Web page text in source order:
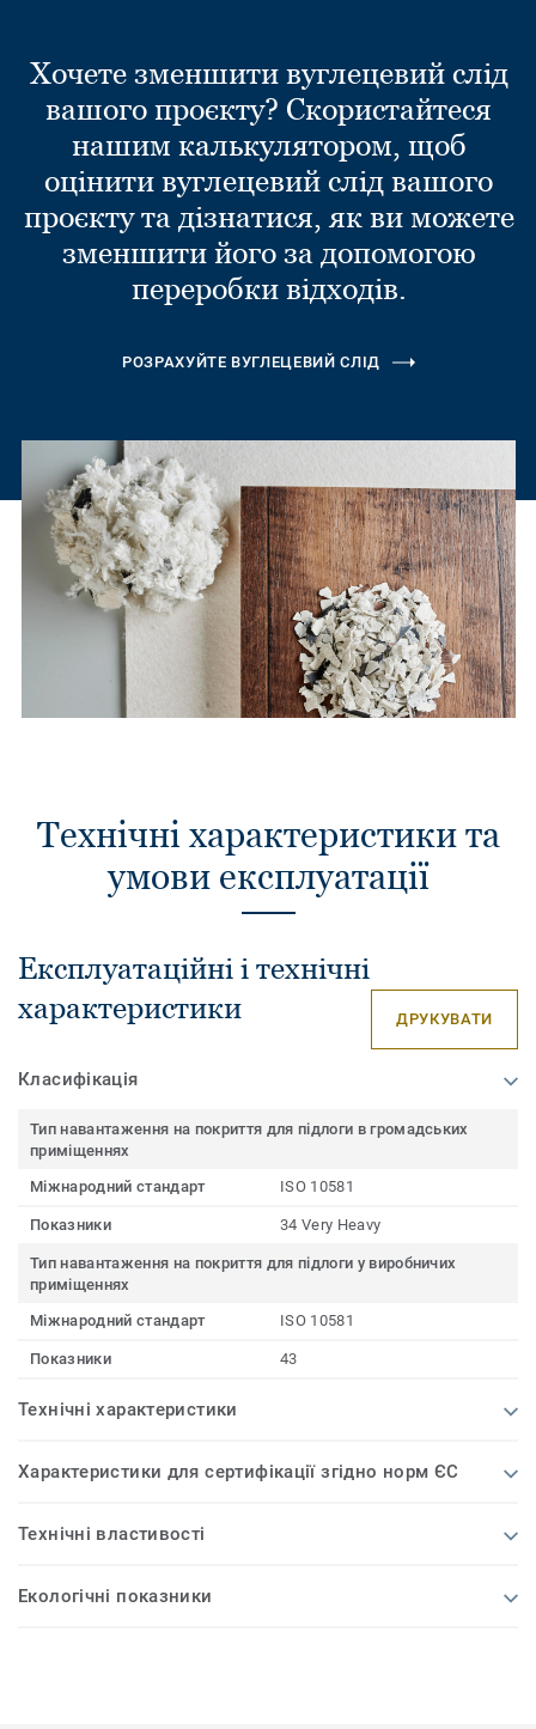
Хочете зменшити вуглецевий слід
вашого проєкту? Скористайтеся
нашим калькулятором, щоб
оцінити вуглецевий слід вашого
проєкту та дізнатися, як ви можете
зменшити його за допомогою
переробки відходів.
РОЗРАХУЙТЕ ВУГЛЕЦЕВИЙ СЛІД
Технічні характеристики та
умови експлуатації
Експлуатаційні і технічні
характеристики
ДРУКУВАТИ
Класифікація
Тип навантаження на покриття для підлоги в громадських
приміщеннях
Міжнародний стандарт
ISO 10581
Показники 34 Very Heavy
Тип навантаження на покриття для підлоги у виробничих
приміщеннях
Міжнародний стандарт
ISO 10581
Показники 43
Технічні характеристики
Характеристики для сертифікації згідно норм ЄС
Технічні властивості
Екологічні показники